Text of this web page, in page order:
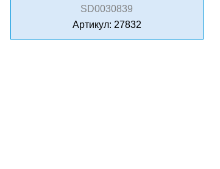
SD0030839
Артикул: 27832